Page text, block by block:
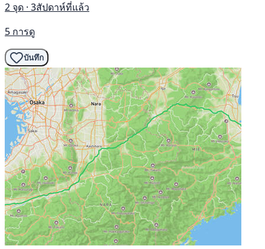
2 จุด · 3สัปดาห์ที่แล้ว
5 การดู
บันทึก